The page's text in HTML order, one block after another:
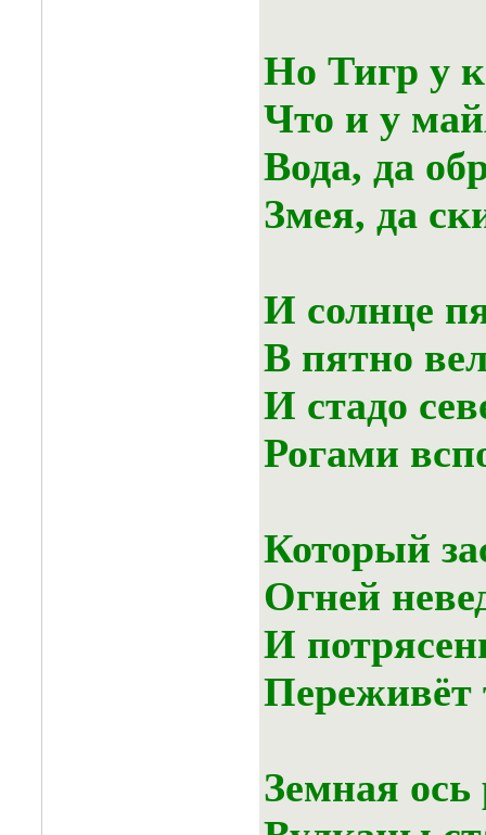
Но Тигр у
Что и у
Вода, да
Змея, да
И солнце
В пятно
И стадо
Рогами
Который
Огней
И
Переживёт
Земная ось